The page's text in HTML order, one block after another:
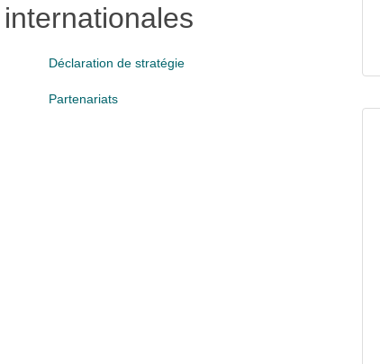
internationales
Déclaration de stratégie
Partenariats